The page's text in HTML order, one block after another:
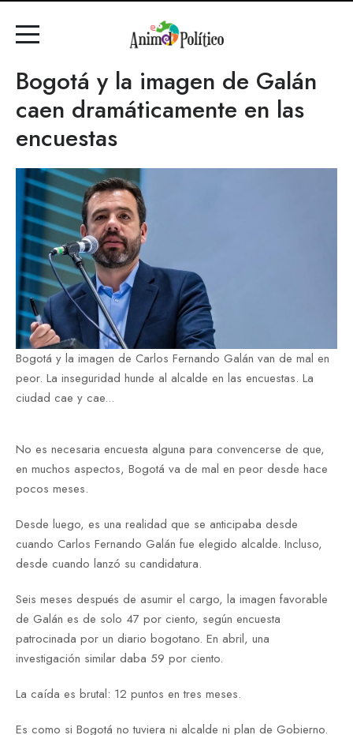
Bogotá y la imagen de Galán
caen dramáticamente en las
encuestas
Bogotá y la imagen de Carlos Fernando Galán van de mal en
peor. La inseguridad hunde al alcalde en las encuestas. La
ciudad cae y cae...
No es necesaria encuesta alguna para convencerse de que,
en muchos aspectos, Bogotá va de mal en peor desde hace
pocos meses.
Desde luego, es una realidad que se anticipaba desde
cuando Carlos Fernando Galán fue elegido alcalde. Incluso,
desde cuando lanzó su candidatura.
Seis meses después de asumir el cargo, la imagen favorable
de Galán es de solo 47 por ciento, según encuesta
patrocinada por un diario bogotano. En abril, una
investigación similar daba 59 por ciento.
La caída es brutal: 12 puntos en tres meses.
Es como si Bogotá no tuviera ni alcalde ni plan de Gobierno.